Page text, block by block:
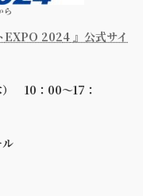
ら
EXPO 2024 』公式サイ
10：00～17：